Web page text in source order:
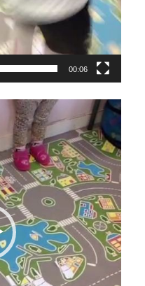
00:06